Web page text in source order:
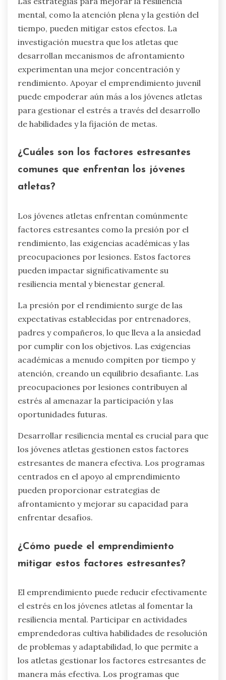
mental, como la atención plena y la gestión del
tiempo, pueden mitigar estos efectos. La
investigación muestra que los atletas que
desarrollan mecanismos de afrontamiento
experimentan una mejor concentración y
rendimiento. Apoyar el emprendimiento juvenil
puede empoderar aún más a los jóvenes atletas
para gestionar el estrés a través del desarrollo
de habilidades y la fijación de metas.
¿Cuáles son los factores estresantes
comunes que enfrentan los jóvenes
atletas?
Los jóvenes atletas enfrentan comúnmente
factores estresantes como la presión por el
rendimiento, las exigencias académicas y las
preocupaciones por lesiones. Estos factores
pueden impactar significativamente su
resiliencia mental y bienestar general.
La presión por el rendimiento surge de las
expectativas establecidas por entrenadores,
padres y compañeros, lo que lleva a la ansiedad
por cumplir con los objetivos. Las exigencias
académicas a menudo compiten por tiempo y
atención, creando un equilibrio desafiante. Las
preocupaciones por lesiones contribuyen al
estrés al amenazar la participación y las
oportunidades futuras.
Desarrollar resiliencia mental es crucial para que
los jóvenes atletas gestionen estos factores
estresantes de manera efectiva. Los programas
centrados en el apoyo al emprendimiento
pueden proporcionar estrategias de
afrontamiento y mejorar su capacidad para
enfrentar desafíos.
¿Cómo puede el emprendimiento
mitigar estos factores estresantes?
El emprendimiento puede reducir efectivamente
el estrés en los jóvenes atletas al fomentar la
resiliencia mental. Participar en actividades
emprendedoras cultiva habilidades de resolución
de problemas y adaptabilidad, lo que permite a
los atletas gestionar los factores estresantes de
manera más efectiva. Los programas que